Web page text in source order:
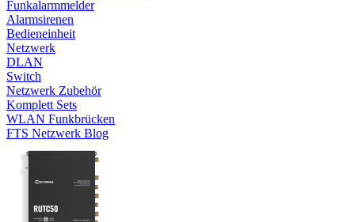
Funkalarmmelder
Alarmsirenen
Bedieneinheit
Netzwerk
DLAN
Switch
Netzwerk Zubehör
Komplett Sets
WLAN Funkbrücken
FTS Netzwerk Blog